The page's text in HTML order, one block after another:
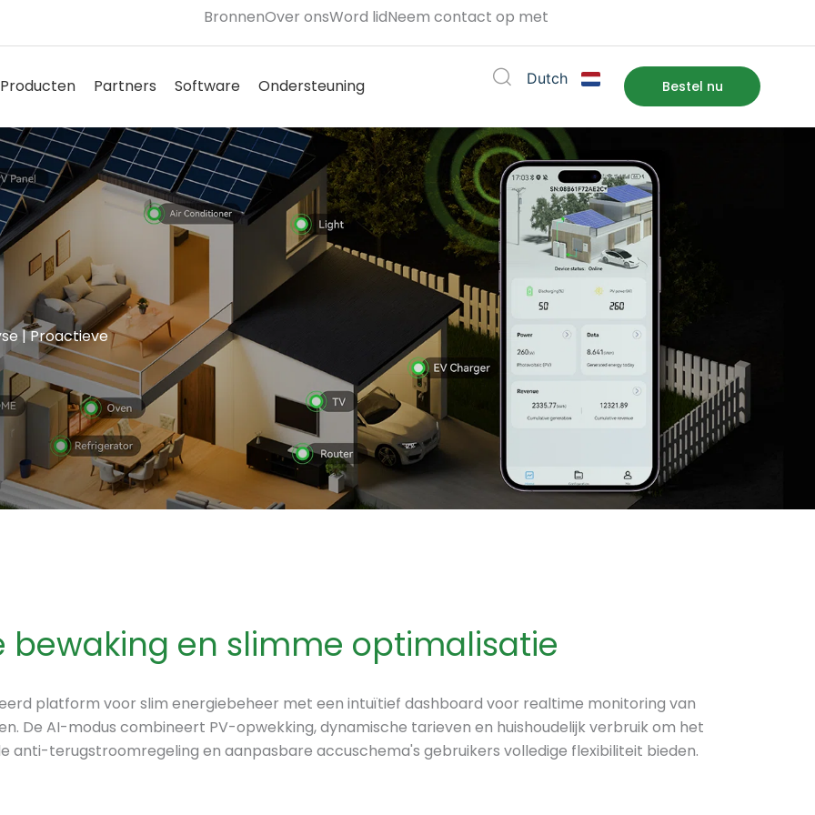
BronnenOver onsWord lidNeem contact op met
Solutions
Producten Open Products
Partners Open Partners
Software Open Software
Ondersteuning Dutch Bestel nu
| Proactieve
bewaking en slimme optimalisatie
platform voor slim energiebeheer met een intuïtief dashboard voor realtime monitoring van
De AI-modus combineert PV-opwekking, dynamische tarieven en huishoudelijk verbruik om het
anti-terugstroomregeling en aanpasbare accuschema's gebruikers volledige flexibiliteit bieden.